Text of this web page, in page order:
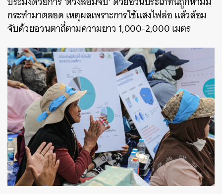
กระทำมาตลอด เหตุผลเพราะการใช้แสงไฟล่อ แล้วล้อม
จับด้วยอวนตาถี่ตามความยาว 1,000-2,000 เมตร
ค้นหา